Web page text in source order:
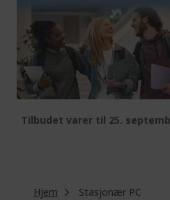
Tilbudet varer til 25.
Hjem Stasjonær PC